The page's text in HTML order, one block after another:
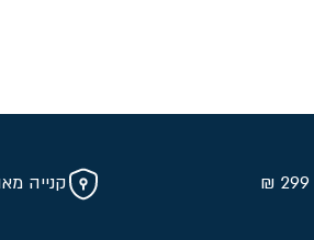
קנייה